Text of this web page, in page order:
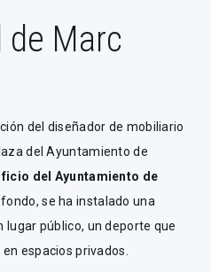
de Marc
del diseñador de mobiliario
del Ayuntamiento de
del Ayuntamiento de
se ha instalado una
público, un deporte que
espacios privados.